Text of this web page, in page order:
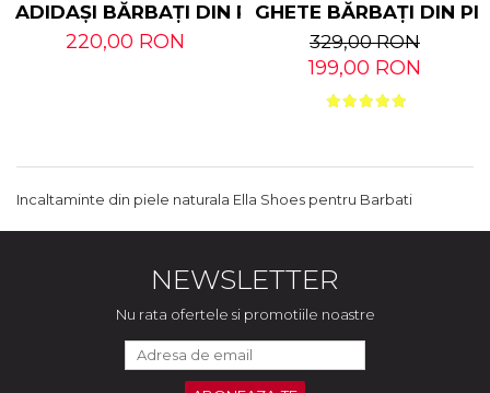
ADIDAȘI BĂRBAȚI DIN PIELE NATURALĂ -
220,00 RON
GHETE BĂRBAȚI DIN
329,00 RON
199,00 RON
Incaltaminte din piele naturala Ella Shoes pentru Barbati
NEWSLETTER
Nu rata ofertele si promotiile noastre